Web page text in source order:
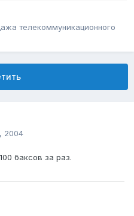
телекоммуникационного
2004
баксов за раз.